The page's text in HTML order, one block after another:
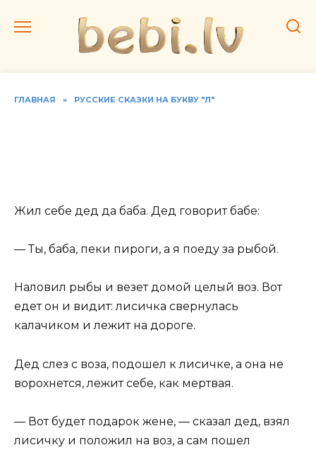
ГЛАВНАЯ » РУССКИЕ СКАЗКИ НА БУКВУ "Л"
Жил себе дед да баба. Дед говорит бабе:
— Ты, баба, пеки пироги, а я поеду за рыбой.
Наловил рыбы и везет домой целый воз. Вот
едет он и видит: лисичка свернулась
калачиком и лежит на дороге.
Дед слез с воза, подошел к лисичке, а она не
ворохнется, лежит себе, как мертвая.
— Вот будет подарок жене, — сказал дед, взял
лисичку и положил на воз, а сам пошел